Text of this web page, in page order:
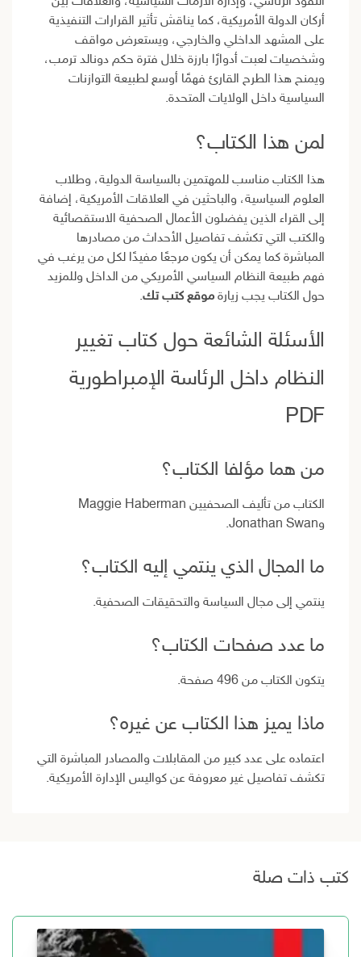
أركان الدولة الأمريكية، كما يناقش تأثير القرارات التنفيذية
على المشهد الداخلي والخارجي، ويستعرض مواقف
وشخصيات لعبت أدوارًا بارزة خلال فترة حكم دونالد ترمب،
ويمنح هذا الطرح القارئ فهمًا أوسع لطبيعة التوازنات
السياسية داخل الولايات المتحدة.
لمن هذا الكتاب؟
هذا الكتاب مناسب للمهتمين بالسياسة الدولية، وطلاب
العلوم السياسية، والباحثين في العلاقات الأمريكية، إضافة
إلى القراء الذين يفضلون الأعمال الصحفية الاستقصائية
والكتب التي تكشف تفاصيل الأحداث من مصادرها
المباشرة كما يمكن أن يكون مرجعًا مفيدًا لكل من يرغب في
فهم طبيعة النظام السياسي الأمريكي من الداخل وللمزيد
حول الكتاب يجب زيارة موقع كتب تك.
الأسئلة الشائعة حول كتاب تغيير
النظام داخل الرئاسة الإمبراطورية
PDF
من هما مؤلفا الكتاب؟
الكتاب من تأليف الصحفيين Maggie Haberman
وJonathan Swan.
ما المجال الذي ينتمي إليه الكتاب؟
ينتمي إلى مجال السياسة والتحقيقات الصحفية.
ما عدد صفحات الكتاب؟
يتكون الكتاب من 496 صفحة.
ماذا يميز هذا الكتاب عن غيره؟
اعتماده على عدد كبير من المقابلات والمصادر المباشرة التي
تكشف تفاصيل غير معروفة عن كواليس الإدارة الأمريكية.
كتب ذات صلة